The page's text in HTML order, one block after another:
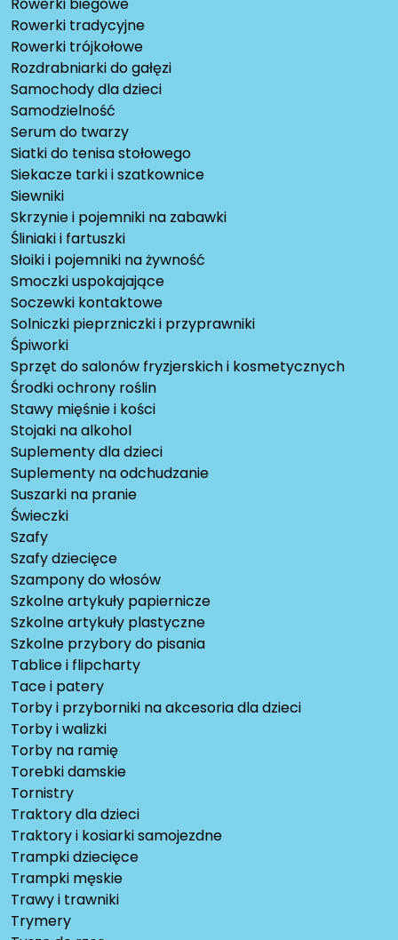
Rowerki tradycyjne
Rowerki trójkołowe
Rozdrabniarki do gałęzi
Samochody dla dzieci
Samodzielność
Serum do twarzy
Siatki do tenisa stołowego
Siekacze tarki i szatkownice
Siewniki
Skrzynie i pojemniki na zabawki
Śliniaki i fartuszki
Słoiki i pojemniki na żywność
Smoczki uspokajające
Soczewki kontaktowe
Solniczki pieprzniczki i przyprawniki
Śpiworki
Sprzęt do salonów fryzjerskich i kosmetycznych
Środki ochrony roślin
Stawy mięśnie i kości
Stojaki na alkohol
Suplementy dla dzieci
Suplementy na odchudzanie
Suszarki na pranie
Świeczki
Szafy
Szafy dziecięce
Szampony do włosów
Szkolne artykuły papiernicze
Szkolne artykuły plastyczne
Szkolne przybory do pisania
Tablice i flipcharty
Tace i patery
Torby i przyborniki na akcesoria dla dzieci
Torby i walizki
Torby na ramię
Torebki damskie
Tornistry
Traktory dla dzieci
Traktory i kosiarki samojezdne
Trampki dziecięce
Trampki męskie
Trawy i trawniki
Trymery